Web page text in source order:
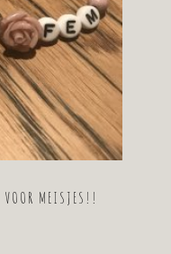
MEISJES!!